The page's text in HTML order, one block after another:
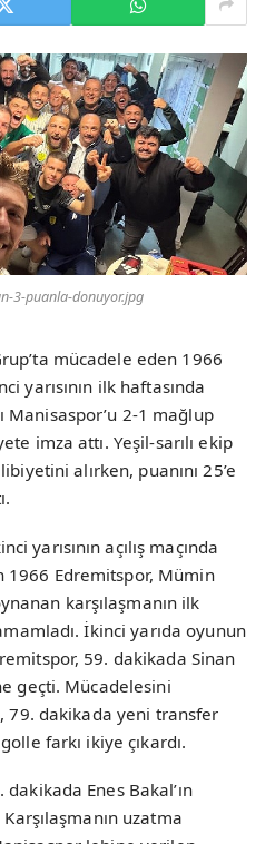
3-puanla-donuyor.jpg
mücadele eden 1966
yarısının ilk haftasında
Manisaspor’u 2-1 mağlup
imza attı. Yeşil-sarılı ekip
alırken, puanını 25’e
yarısının açılış maçında
1966 Edremitspor, Mümin
karşılaşmanın ilk
İkinci yarıda oyunun
59. dakikada Sinan
geçti. Mücadelesini
79. dakikada yeni transfer
farkı ikiye çıkardı.
Enes Bakal’ın
uzatma